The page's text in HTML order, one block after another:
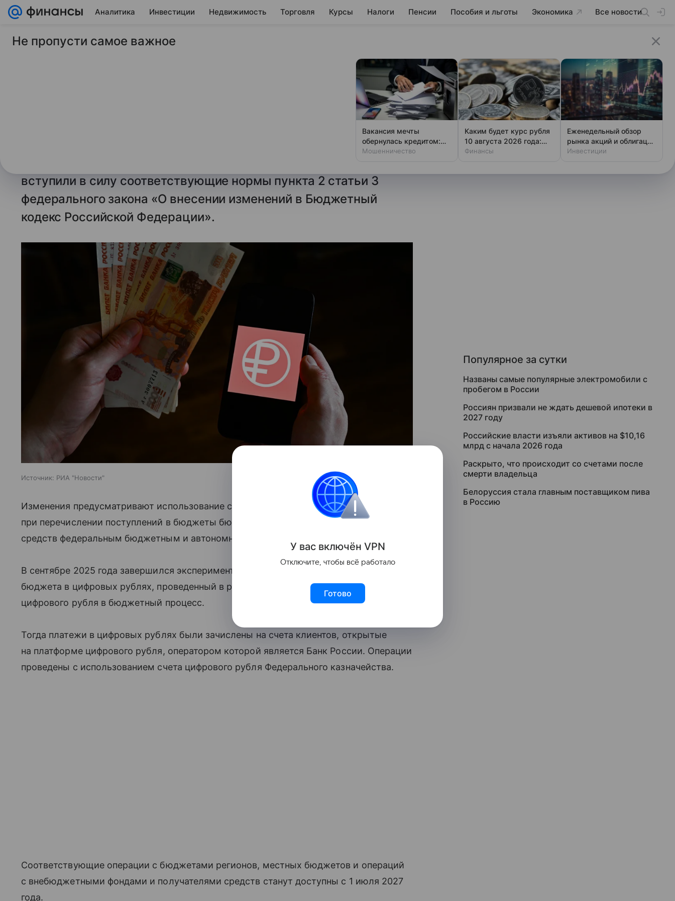
Аналитика Инвестиции Недвижимость Торговля Курсы Налоги Пенсии Пособия и льготы Экономика Все новости
1 января 2026 ТАСС
Цифровой рубль стал инструментом
для поступлений и выплат бюджетной
МОСКВА, 1 января. /ТАСС/. Операции с цифровым рублем стали
вступили в силу соответствующие нормы пункта 2 статьи 3
федерального закона «О внесении изменений в Бюджетный
кодекс Российской Федерации».
Источник: РИА "Новости"
Изменения предусматривают использование с 1 января
цифрового рубля
при перечислении поступлений в бюджеты бюджетной системы РФ и переводе
средств федеральным бюджетным и автономным учреждениям в цифровых рублях.
В сентябре 2025 года завершился эксперимент по платежам из федерального
бюджета в цифровых рублях, проведенный в рамках пилотного проекта по внедрению
цифрового рубля в бюджетный процесс.
Тогда платежи в цифровых рублях были зачислены на счета клиентов, открытые
на платформе цифрового рубля, оператором которой является Банк России. Операции
проведены с использованием счета цифрового рубля Федерального казначейства.
Соответствующие операции с бюджетами регионов, местных бюджетов и операций
с внебюджетными фондами и получателями средств станут доступны с 1 июля 2027
года.
Популярное за сутки
Названы самые популярные электромобили с
пробегом в России
Россиян призвали не ждать дешевой ипотеки в
2027 году
Российские власти изъяли активов на $10,16
млрд с начала 2026 года
Раскрыто, что происходит со счетами после
смерти владельца
Белоруссия стала главным поставщиком пива
в Россию
Не пропусти самое важное
Вакансия мечты
обернулась кредитом:
новая уловка аферистов
Мошенничество
Каким будет курс рубля
10 августа 2026 года:
прогноз эксперта
Финансы
Еженедельный обзор
рынка акций и облигаций
от 7 августа
Инвестиции
У вас включён VPN
Отключите, чтобы всё работало
Готово